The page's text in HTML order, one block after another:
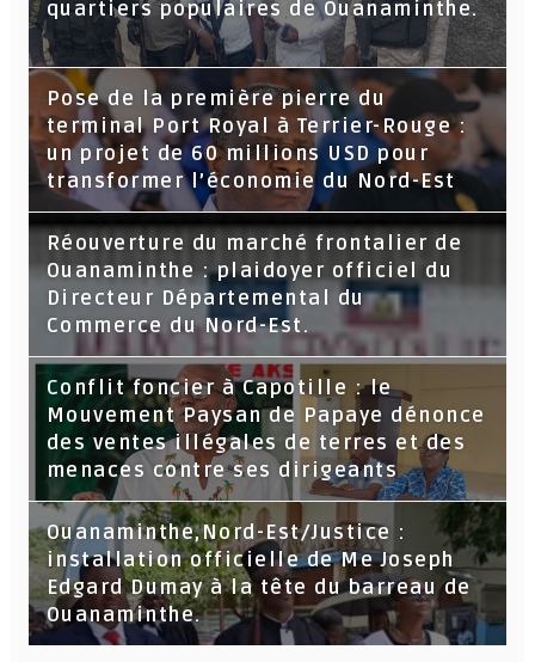
quartiers populaires de Ouanaminthe.
Pose de la première pierre du
terminal Port Royal à Terrier-Rouge :
un projet de 60 millions USD pour
transformer l’économie du Nord-Est
Réouverture du marché frontalier de
Ouanaminthe : plaidoyer officiel du
Directeur Départemental du
Commerce du Nord-Est.
Conflit foncier à Capotille : le
Mouvement Paysan de Papaye dénonce
des ventes illégales de terres et des
menaces contre ses dirigeants
Ouanaminthe,Nord-Est/Justice :
installation officielle de Me Joseph
Edgard Dumay à la tête du barreau de
Ouanaminthe.